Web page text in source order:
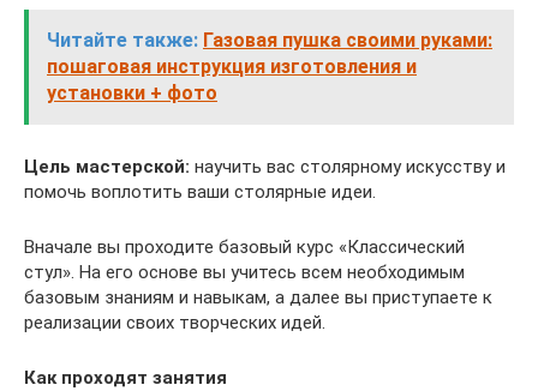
Читайте также: Газовая пушка своими руками:
пошаговая инструкция изготовления и
установки + фото
Цель мастерской: научить вас столярному искусству и
помочь воплотить ваши столярные идеи.
Вначале вы проходите базовый курс «Классический
стул». На его основе вы учитесь всем необходимым
базовым знаниям и навыкам, а далее вы приступаете к
реализации своих творческих идей.
Как проходят занятия